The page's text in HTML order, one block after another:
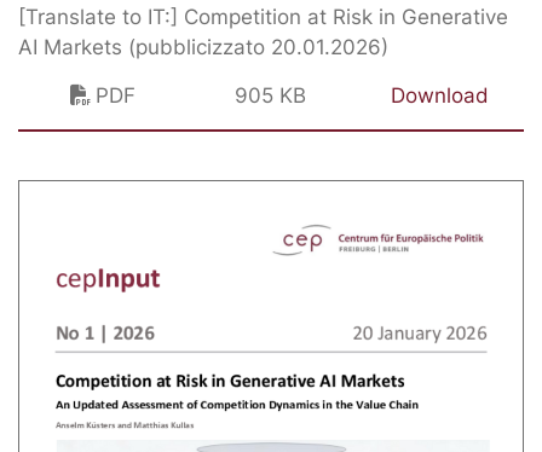
[Translate to IT:] Competition at Risk in Generative
AI Markets (pubblicizzato 20.01.2026)
PDF
905 KB Download